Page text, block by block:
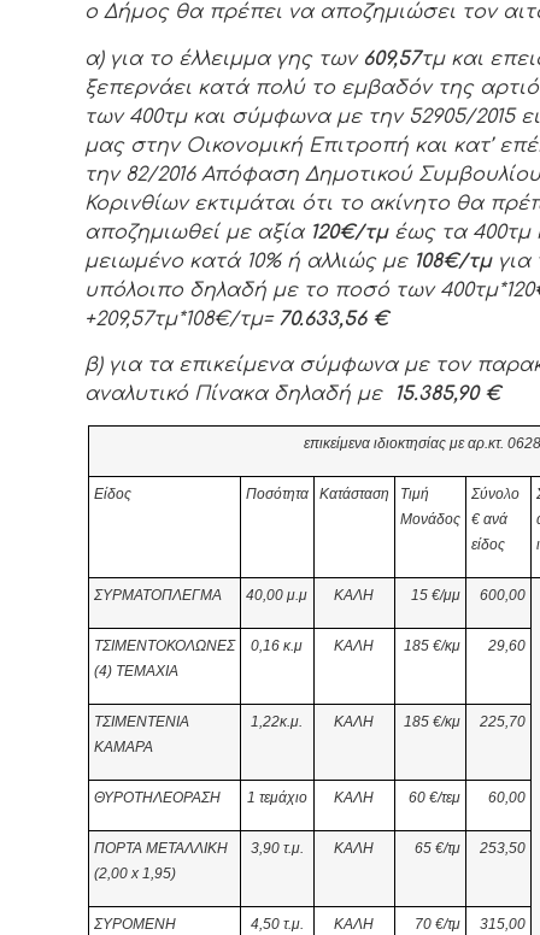
ο Δήμος θα πρέπει να αποζημιώσει τον
α) για το έλλειμμα γης των 609,57τμ και
ξεπερνάει κατά πολύ το εμβαδόν της
των 400τμ και σύμφωνα με την 52905/2015
μας στην Οικονομική Επιτροπή και κατ’
την 82/2016 Απόφαση Δημοτικού Συμβουλίου
Κορινθίων εκτιμάται ότι το ακίνητο θα
αποζημιωθεί με αξία120€/τμέως τα 400τμ
μειωμένο κατά 10% ή αλλιώς με 108€/τμγια
υπόλοιπο δηλαδή με το ποσό των 400τμ*120
+209,57τμ*108€/τμ= 70.633,56 €
β) για τα επικείμενα σύμφωνα με τον
αναλυτικό Πίνακα δηλαδή με
15.385,90 €
επικείμενα ιδιοκτησίας με αρ.κτ. 06
Είδος Ποσότητα Κατάσταση
Τιμή
Μονάδος
Σύνολο
€ανά
είδος
ΣΥΡΜΑΤΟΠΛΕΓΜΑ 40,00 μ.μ ΚΑΛΗ 15 €/μμ 600,00
ΤΣΙΜΕΝΤΟΚΟΛΩΝΕΣ
(4) ΤΕΜΑΧΙΑ
0,16 κ.μ ΚΑΛΗ 185 €/κμ 29,60
ΤΣΙΜΕΝΤΕΝΙΑ
ΚΑΜΑΡΑ
1,22κ.μ. ΚΑΛΗ 185 €/κμ 225,70
ΘΥΡΟΤΗΛΕΟΡΑΣΗ 1 τεμάχιο ΚΑΛΗ 60 €/τεμ 60,00
ΠΟΡΤΑ ΜΕΤΑΛΛΙΚΗ
(2,00x 1,95)
3,90 τ.μ. ΚΑΛΗ 65 €/τμ 253,50
ΣΥΡΟΜΕΝΗ 4,50 τ.μ. ΚΑΛΗ 70 €/τμ 315,00